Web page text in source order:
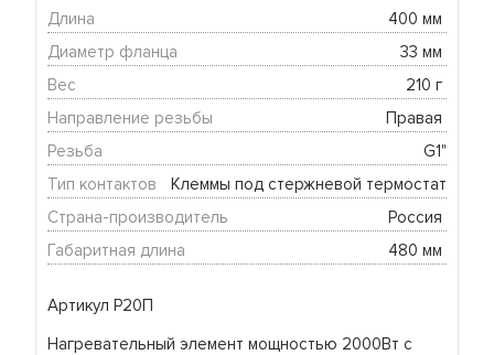
Артикул Р20П
Нагревательный элемент мощностью 2000Вт с
Длина
400 мм
Диаметр фланца
33 мм
Вес
210 г
Направление резьбы
Правая
Резьба
G1"
Тип контактов
Клеммы под стержневой термостат
Страна-производитель
Россия
Габаритная длина
480 мм